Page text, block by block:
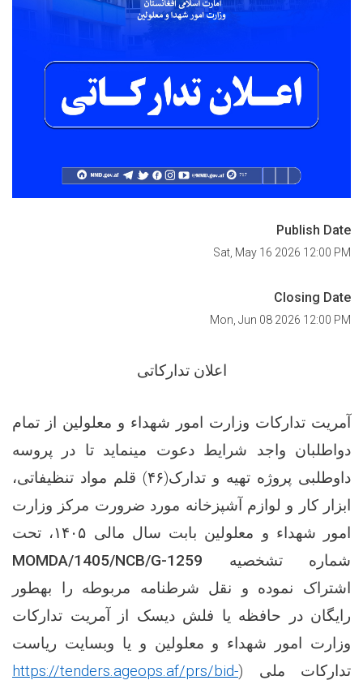
Publish Date
Sat, May 16 2026 12:00 PM
Closing Date
Mon, Jun 08 2026 12:00 PM
اعلان تدارکاتی
آمریت تدارکات وزارت امور شهداء و معلولین از تمام
دواطلبان واجد شرایط دعوت می­نماید تا در پروسه
داوطلبی پروژه
تهیه و تدارک(۴۶) قلم مواد تنظیفاتی،
ابزار کار و لوازم آشپزخانه مورد ضرورت مرکز وزارت
امور شهداء و معلولین بابت سال مالی ۱۴۰۵، تحت
شماره تشخصیه
MOMDA/1405/NCB/G-1259
اشتراک نموده و نقل شرطنامه مربوطه را به­طور
رایگان در حافظه یا فلش دیسک از آمریت تدارکات
وزارت امور شهداء و معلولین و یا وبسایت ریاست
تدارکات ملی (https://tenders.ageops.af/prs/bid-